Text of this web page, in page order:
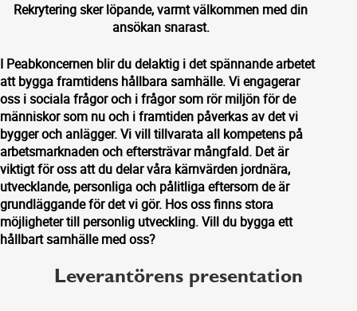
Rekrytering sker löpande, varmt välkommen med din
ansökan snarast.
I Peabkoncernen blir du delaktig i det spännande arbetet
att bygga framtidens hållbara samhälle. Vi engagerar
oss i sociala frågor och i frågor som rör miljön för de
människor som nu och i framtiden påverkas av det vi
bygger och anlägger. Vi vill tillvarata all kompetens på
arbetsmarknaden och eftersträvar mångfald. Det är
viktigt för oss att du delar våra kärnvärden jordnära,
utvecklande, personliga och pålitliga eftersom de är
grundläggande för det vi gör. Hos oss finns stora
möjligheter till personlig utveckling. Vill du bygga ett
hållbart samhälle med oss?
Leverantörens presentation